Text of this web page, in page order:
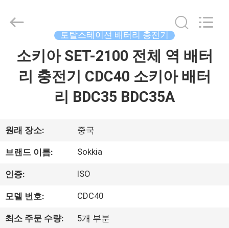
우
리
에
2021
Instrument
토탈스테이션 배터리 충전기
소키아 SET-2100 전체 역 배터
리 충전기 CDC40 소키아 배터
리 BDC35 BDC35A
원래 장소: 중국
브랜드 이름: Sokkia
인증: ISO
모델 번호: CDC40
최소 주문 수량: 5개 부분